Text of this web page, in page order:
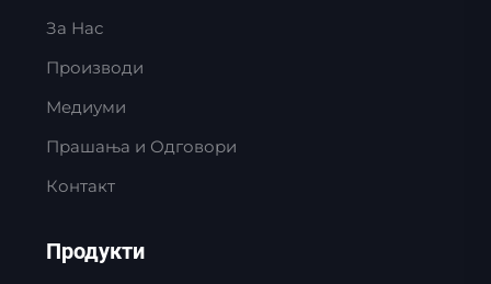
За Нас
Производи
Медиуми
Прашања и Одговори
Контакт
Продукти